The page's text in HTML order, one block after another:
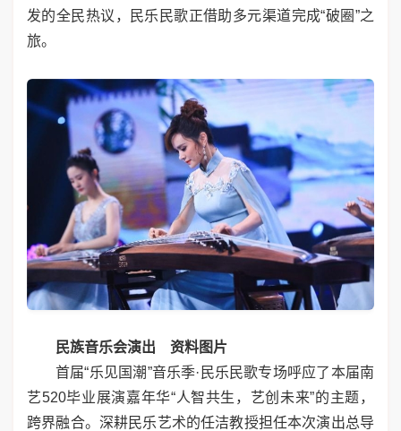
发的全民热议，民乐民歌正借助多元渠道完成“破圈”之
旅。
民族音乐会演出
资料图片
首届“乐见国潮”音乐季·民乐民歌专场呼应了本届南
艺520毕业展演嘉年华“人智共生，艺创未来”的主题，
跨界融合。深耕民乐艺术的任洁教授担任本次演出总导